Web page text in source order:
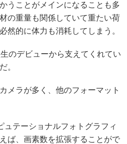
うことがメインになることも多
の重量も関係していて重たい荷
然的に体力も消耗してしまう。
のデビューから支えてくれてい
。
メラが多く、他のフォーマット
ュテーショナルフォトグラフィ
ば、画素数を拡張することがで